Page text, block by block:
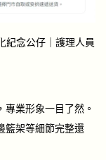
紀念公仔｜護理人員
業形象一目了然。
籃架等細節完整還